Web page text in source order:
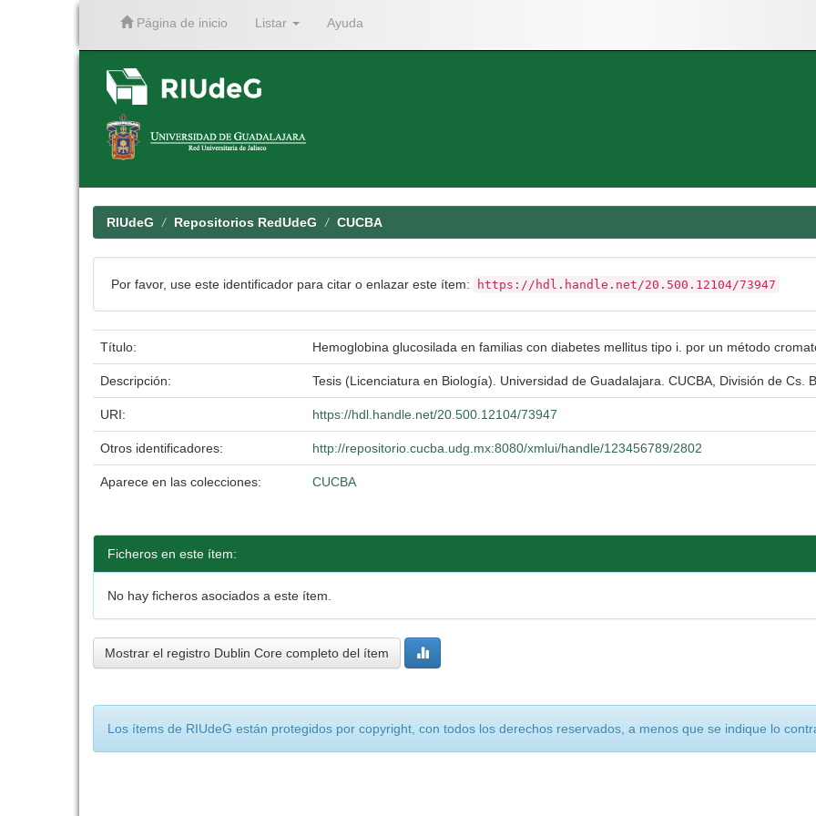
Página de inicio Listar Ayuda
RIUdeG Repositorios RedUdeG CUCBA
Por favor, use este identificador para citar o enlazar este ítem: https://hdl.handle.net/20.500.12104/73947
Título: Hemoglobina glucosilada en familias con diabetes mellitus tipo i. por un método
Descripción: Tesis (Licenciatura en Biología). Universidad de Guadalajara. CUCBA, División de Cs.
URI: https://hdl.handle.net/20.500.12104/73947
Otros identificadores: http://repositorio.cucba.udg.mx:8080/xmlui/handle/123456789/2802
Aparece en las colecciones: CUCBA
Ficheros en este ítem:
No hay ficheros asociados a este ítem.
Mostrar el registro Dublin Core completo del ítem
Los ítems de RIUdeG están protegidos por copyright, con todos los derechos reservados, a menos que se indique lo